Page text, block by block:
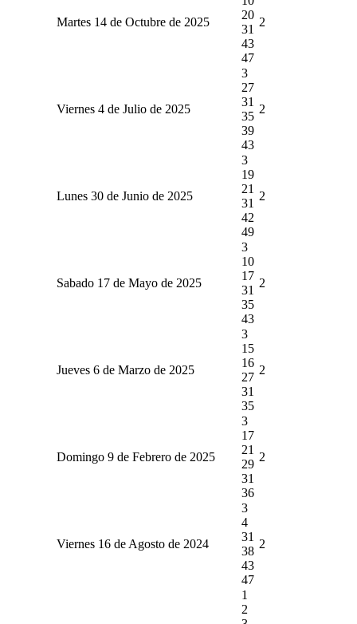
Martes 14 de Octubre de 2025
20
31
43
47
2
Viernes 4 de Julio de 2025
3
27
31
35
39
43
2
Lunes 30 de Junio de 2025
3
19
21
31
42
49
2
Sabado 17 de Mayo de 2025
3
10
17
31
35
43
2
Jueves 6 de Marzo de 2025
3
15
16
27
31
35
2
Domingo 9 de Febrero de 2025
3
17
21
29
31
36
2
Viernes 16 de Agosto de 2024
3
4
31
38
43
47
2
1
2